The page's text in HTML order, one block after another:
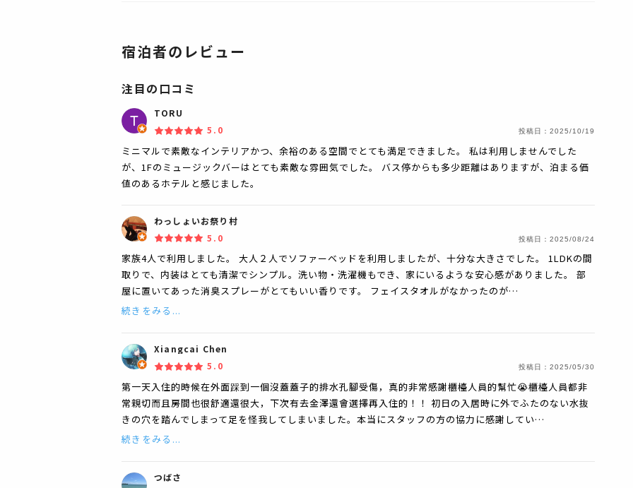
宿泊者のレビュー
注目の口コミ
TORU
5.0
投稿日： 2025/10/19
ミニマルで素敵なインテリアかつ、余裕のある空間でとても満足できました。 私は利用しませんでした
が、1Fのミュージックバーはとても素敵な雰囲気でした。 バス停からも多少距離はありますが、泊まる価
値のあるホテルと感じました。
わっしょいお祭り村
5.0
投稿日： 2025/08/24
家族4人で利用しました。 大人２人でソファーベッドを利用しましたが、十分な大きさでした。 1LDKの間
取りで、内装はとても清潔でシンプル。洗い物・洗濯機もでき、家にいるような安心感がありました。 部
屋に置いてあった消臭スプレーがとてもいい香りです。 フェイスタオルがなかったのが…
続きをみる...
Xiangcai Chen
5.0
投稿日： 2025/05/30
第一天入住的時候在外面踩到一個沒蓋蓋子的排水孔腳受傷，真的非常感謝櫃檯人員的幫忙😭櫃檯人員都非
常親切而且房間也很舒適還很大，下次有去金澤還會選擇再入住的！！ 初日の入居時に外でふたのない水抜
きの穴を踏んでしまって足を怪我してしまいました。本当にスタッフの方の協力に感謝してい…
続きをみる...
つばさ